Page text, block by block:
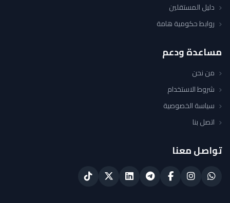
دليل المستقلين
روابط حكومية هامة
مساعدة ودعم
من نحن
شروط الاستخدام
سياسة الخصوصية
اتصل بنا
تواصل معنا